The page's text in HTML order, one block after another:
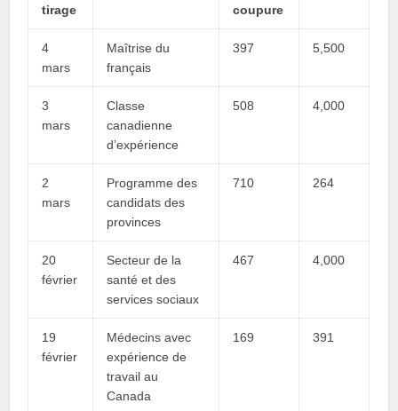
tirage
coupure
4
mars
Maîtrise du
français
397 5,500
3
mars
Classe
canadienne
d’expérience
508 4,000
2
mars
Programme des
candidats des
provinces
710 264
20
février
Secteur de la
santé et des
services sociaux
467 4,000
19
février
Médecins avec
expérience de
travail au
Canada
169 391